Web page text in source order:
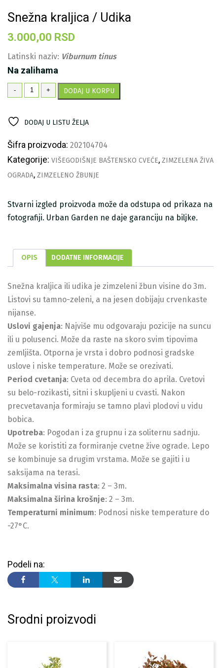
Snežna kraljica / Udika
3.000,00 RSD
Latinski naziv: Viburnum tinus
Na zalihama
-
Snežna
kraljica
količina
+ DODAJ U KORPU
DODAJ U LISTU ŽELJA
Šifra proizvoda: 202104704
Kategorije: VIŠEGODIŠNJE BAŠTENSKO CVEĆE, ZIMZELENA ŽIVA
OGRADA, ZIMZELENO ŽBUNJE
Stvarni izgled proizvoda može da odstupa od prikaza na
fotografiji. Urban Garden ne daje garanciju na biljke.
OPIS DODATNE INFORMACIJE
Snežna kraljica ili udika je zimzeleni žbun visine do 3m.
Listovi su tamno-zeleni, a na jesen dobijaju crvenkaste
nijanse.
Uslovi gajenja: Najviše mu odgovaraju pozicije na suncu
ili u polusenci. Može da raste na skoro svim tipovima
zemljišta. Otporna je vrsta i dobro podnosi gradske
uslove i niske temperature. Može se orezivati.
Period cvetanja: Cveta od decembra do aprila. Cvetovi
su belo-rozikasti, sitni i skupljeni u cvasti. Nakon
precvetavanja formiraju se tamno plavi plodovi u vidu
bobica.
Upotreba: Pogodan i za grupnu i za soliternu sadnju.
Može se koristiti za formiranje cvetne žive ograde. Lepo
se kombinuje sa drugim vrstama. Može se gajiti i u
saksijama na terasi.
Maksimalna visina rasta: 2 – 3m.
Maksimalna širina krošnje: 2 – 3m.
Temperaturni minimum: Podnosi niske temperature do
-27°C.
Podeli na:
Srodni proizvodi